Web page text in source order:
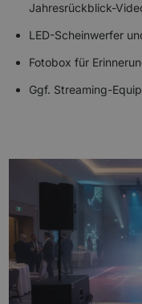
Jahresrückblick-
LED-Scheinwerfer
Fotobox für
Ggf. Streaming-